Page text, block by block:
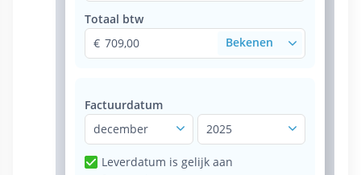
Totaal btw
709,00
Factuurdatum
december
2025
Leverdatum is gelijk aan